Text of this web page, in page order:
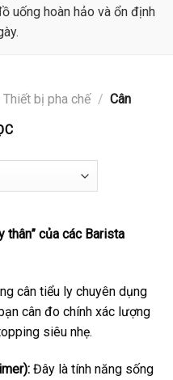
uống hoàn hảo và ổn định
Thiết bị pha chế / Cân
thân” của các Barista
cân tiểu ly chuyên dụng
cân đo chính xác lượng
siêu nhẹ.
Đây là tính năng sống